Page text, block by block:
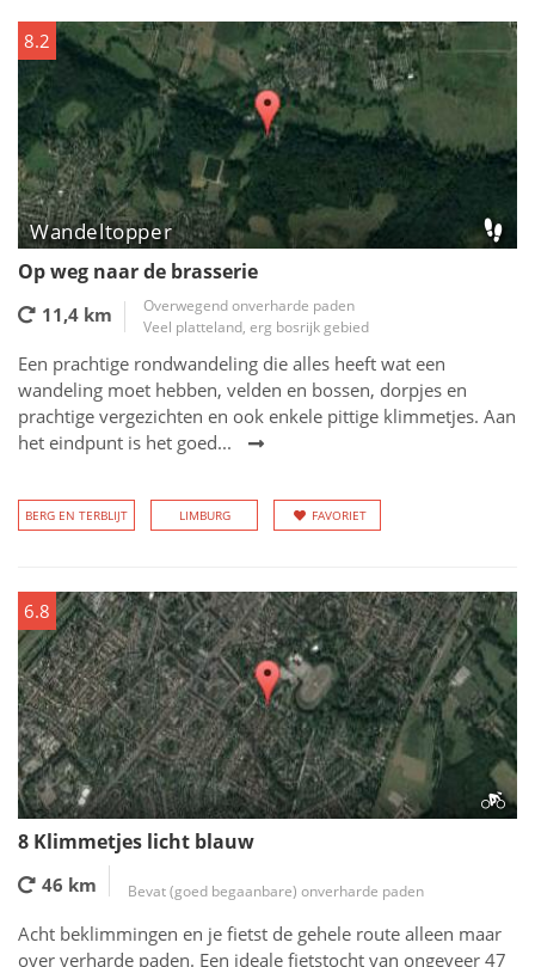
8.2
Wandeltopper
Op weg naar de brasserie
11,4 km
Overwegend onverharde paden
Veel platteland, erg bosrijk gebied
Een prachtige rondwandeling die alles heeft wat een
wandeling moet hebben, velden en bossen, dorpjes en
prachtige vergezichten en ook enkele pittige klimmetjes. Aan
het eindpunt is het goed...
BERG EN TERBLIJT LIMBURG FAVORIET
6.8
8 Klimmetjes licht blauw
46 km Bevat (goed begaanbare) onverharde paden
Acht beklimmingen en je fietst de gehele route alleen maar
over verharde paden. Een ideale fietstocht van ongeveer 47